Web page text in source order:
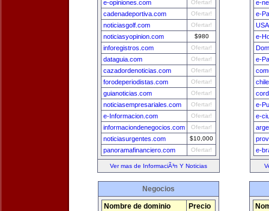
e-opiniones.com Ofertar!
cadenadeportiva.com Ofertar!
noticiasgolf.com Ofertar!
noticiasyopinion.com $980
inforegistros.com Ofertar!
dataguia.com Ofertar!
cazadordenoticias.com Ofertar!
forodeperiodistas.com Ofertar!
guianoticias.com Ofertar!
noticiasempresariales.com Ofertar!
e-Informacion.com Ofertar!
informaciondenegocios.com Ofertar!
noticiasurgentes.com $10,000
panoramafinanciero.com Ofertar!
Ver mas de InformaciÃ³n Y Noticias
e-
e-
e-
e-
e-
e-
e-
Negocios
Nombre de dominio Precio